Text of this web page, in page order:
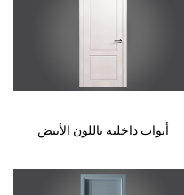
أبواب داخلية باللون الأبيض